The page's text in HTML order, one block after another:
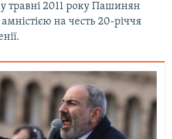
травні 2011 року Пашинян
на честь 20-річчя